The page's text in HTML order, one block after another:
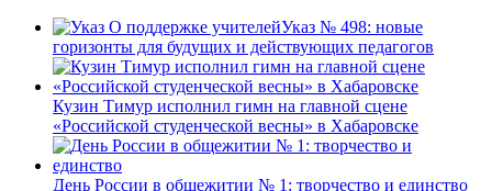
Указ № 498: новые
горизонты для будущих и действующих педагогов
Кузин Тимур исполнил гимн на главной сцене
«Российской студенческой весны» в Хабаровске
День России в общежитии № 1: творчество и единство